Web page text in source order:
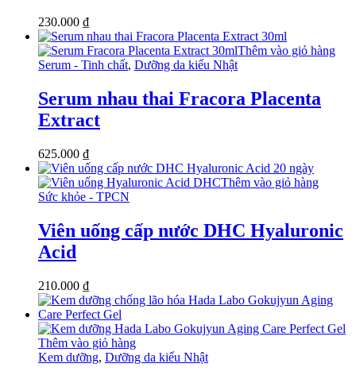
230.000 ₫
Thêm vào giỏ hàng
Serum - Tinh chất, Dưỡng da kiểu Nhật
Serum nhau thai Fracora Placenta
Extract
625.000 ₫
Thêm vào giỏ hàng
Sức khỏe - TPCN
Viên uống cấp nước DHC Hyaluronic
Acid
210.000 ₫
Thêm vào giỏ hàng
Kem dưỡng, Dưỡng da kiểu Nhật